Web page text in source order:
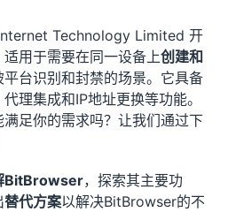
Technology Limited 开
适用于需要在同一设备上创建和
平台识别和封禁的场景。它具备
理集成和IP地址更换等功能。
足你的需求吗？让我们通过下
BitBrowser，探索其主要功
替代方案以解决BitBrowser的不